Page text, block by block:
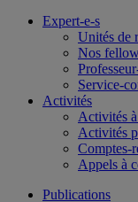
Expert-e-s
Unités de
Nos
Service-
Activités
Activités
Activités
Comptes-
Appels à
Publications